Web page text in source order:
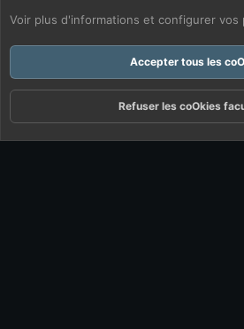
Voir plus d'informations et configurer vos
Accepter tous les
Refuser les coOkies